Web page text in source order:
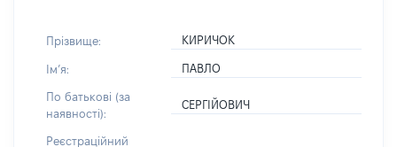
Прізвище: КИРИЧОК
Імʼя: ПАВЛО
По батькові (за
наявності):
СЕРГІЙОВИЧ
Реєстраційний